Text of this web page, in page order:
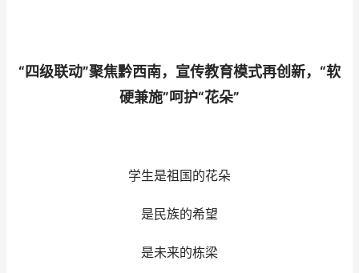
“四级联动”聚焦黔西南，宣传教育模式再创新，“软
硬兼施”呵护“花朵”
学生是祖国的花朵
是民族的希望
是未来的栋梁